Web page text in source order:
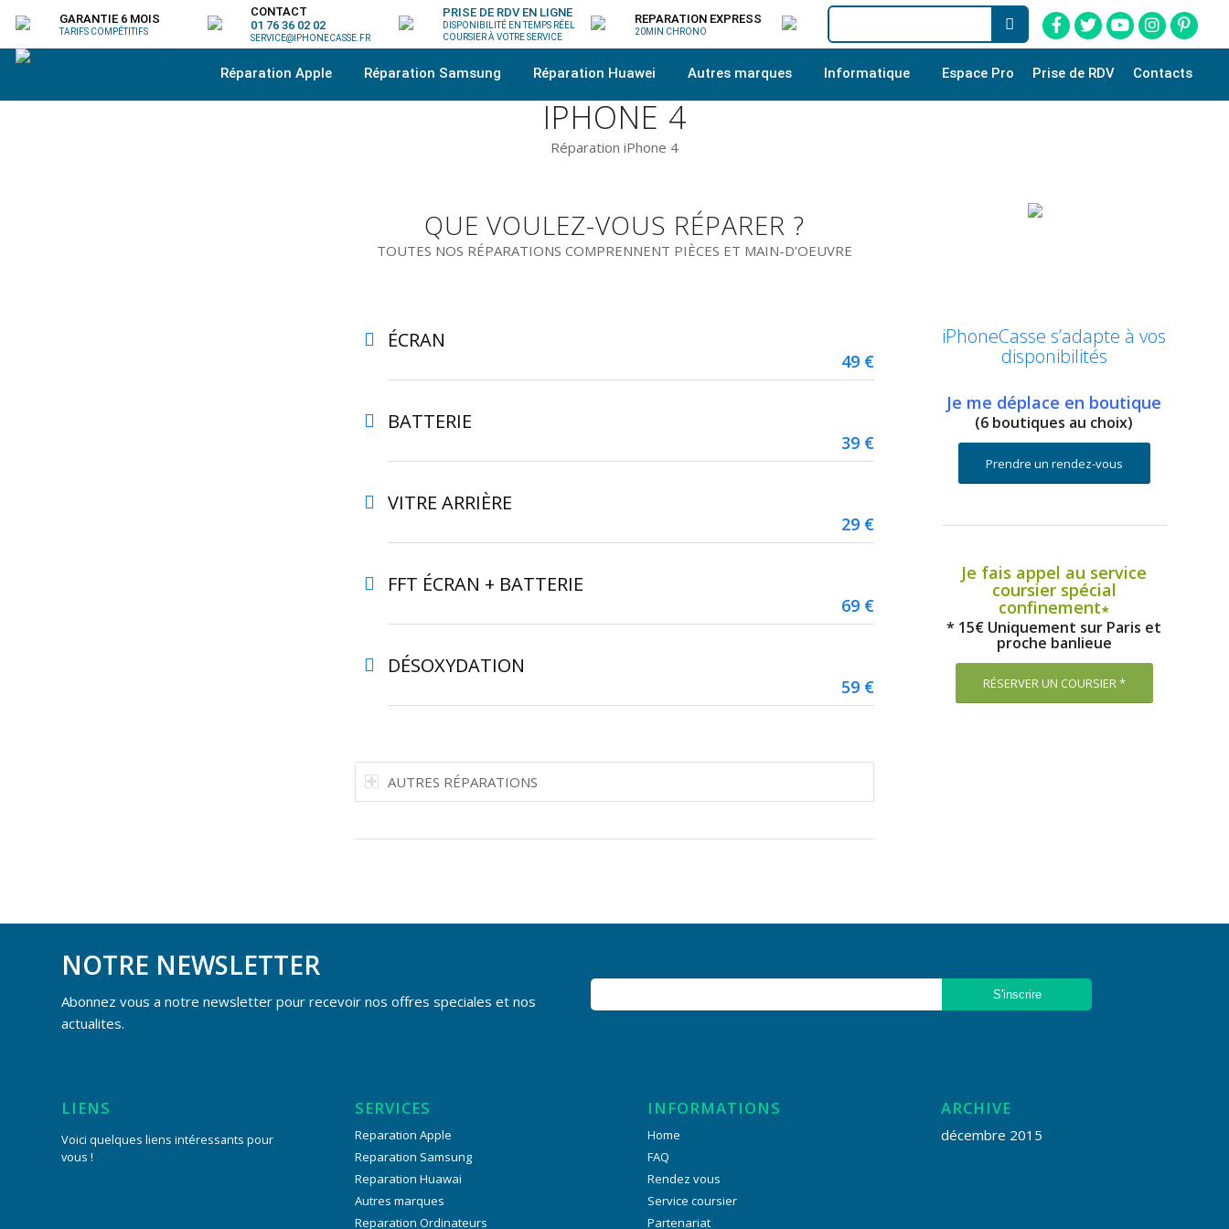
GARANTIE 6 MOIS
TARIFS COMPÉTITIFS
CONTACT
01 76 36 02 02
SERVICE@IPHONECASSE.FR
PRISE DE RDV EN LIGNE
DISPONIBILITÉ EN TEMPS RÉEL
COURSIER À VOTRE SERVICE
REPARATION EXPRESS
20MIN CHRONO
Réparation Apple Réparation Samsung Réparation Huawei Autres marques Informatique Espace Pro Prise de RDV Contacts
IPHONE 4
Réparation iPhone 4
QUE VOULEZ-VOUS RÉPARER ?
TOUTES NOS RÉPARATIONS COMPRENNENT PIÈCES ET MAIN-D’OEUVRE
ÉCRAN
49 €
BATTERIE
39 €
VITRE ARRIÈRE
29 €
FFT ÉCRAN + BATTERIE
69 €
DÉSOXYDATION
59 €
AUTRES RÉPARATIONS
iPhoneCasse s’adapte à vos
disponibilités
Je me déplace en boutique
(6 boutiques au choix)
Prendre un rendez-vous
Je fais appel au service
coursier spécial
confinement∗
* 15€ Uniquement sur Paris et
proche banlieue
RÉSERVER UN COURSIER *
NOTRE NEWSLETTER
Abonnez vous a notre newsletter pour recevoir nos offres speciales et nos
actualites.
LIENS
Voici quelques liens intéressants pour
vous !
SERVICES
Reparation Apple
Reparation Samsung
Reparation Huawai
Autres marques
Reparation Ordinateurs
INFORMATIONS
Home
FAQ
Rendez vous
Service coursier
Partenariat
ARCHIVE
décembre 2015